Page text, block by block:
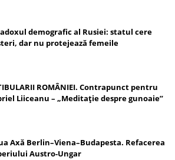
demografic al Rusiei: statul cere
dar nu protejează femeile
ROMÂNIEI. Contrapunct pentru
Liiceanu – „Meditație despre gunoaie”
Axă Berlin–Viena–Budapesta. Refacerea
Austro-Ungar